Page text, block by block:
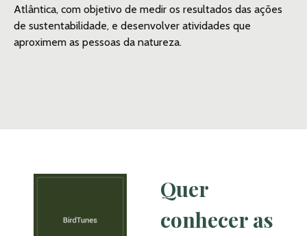
Atlântica, com objetivo de medir os resultados das ações
de sustentabilidade, e desenvolver atividades que
aproximem as pessoas da natureza.
Quer
conhecer as